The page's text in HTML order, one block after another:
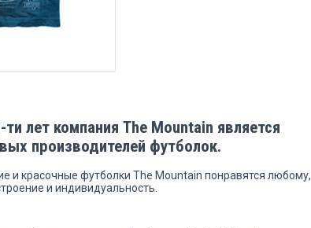
лет компания The Mountain является
производителей футболок.
и красочные футболки The Mountain понравятся любому,
и индивидуальность.